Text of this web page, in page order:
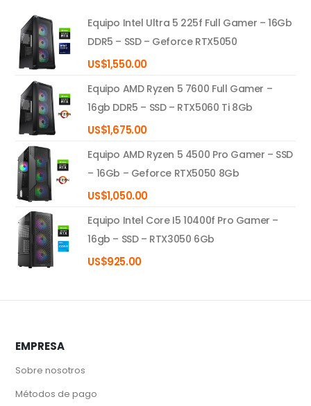
Equipo Intel Ultra 5 225f Full Gamer – 16Gb
DDR5 – SSD – Geforce RTX5050
US$1,550.00
Equipo AMD Ryzen 5 7600 Full Gamer –
16gb DDR5 – SSD – RTX5060 Ti 8Gb
US$1,675.00
Equipo AMD Ryzen 5 4500 Pro Gamer – SSD
– 16Gb – Geforce RTX5050 8Gb
US$1,050.00
Equipo Intel Core I5 10400f Pro Gamer –
16gb – SSD – RTX3050 6Gb
US$925.00
EMPRESA
Sobre nosotros
Métodos de pago